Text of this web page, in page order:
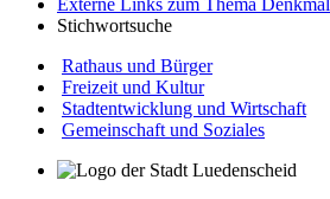
Externe Links zum Thema
Stichwortsuche
Rathaus und Bürger
Freizeit und Kultur
Stadtentwicklung und Wirtschaft
Gemeinschaft und Soziales